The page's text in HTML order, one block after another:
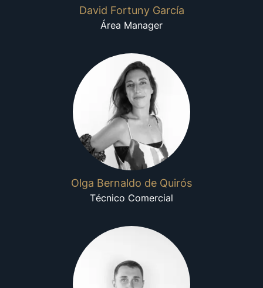
David Fortuny García
Área Manager
Olga Bernaldo de Quirós
Técnico Comercial